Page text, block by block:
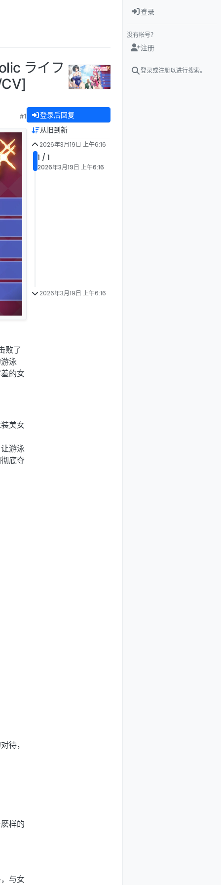
ライフ
#1
败了
泳
的女
美女
游泳
底夺
待，
样的
与女
登录后回复
从旧到新
2026年3月19日 上午6:16
1 / 1
2026年3月19日 上午6:16
2026年3月19日 上午6:16
登录
没有帐号？
注册
登录或注册以进行搜索。